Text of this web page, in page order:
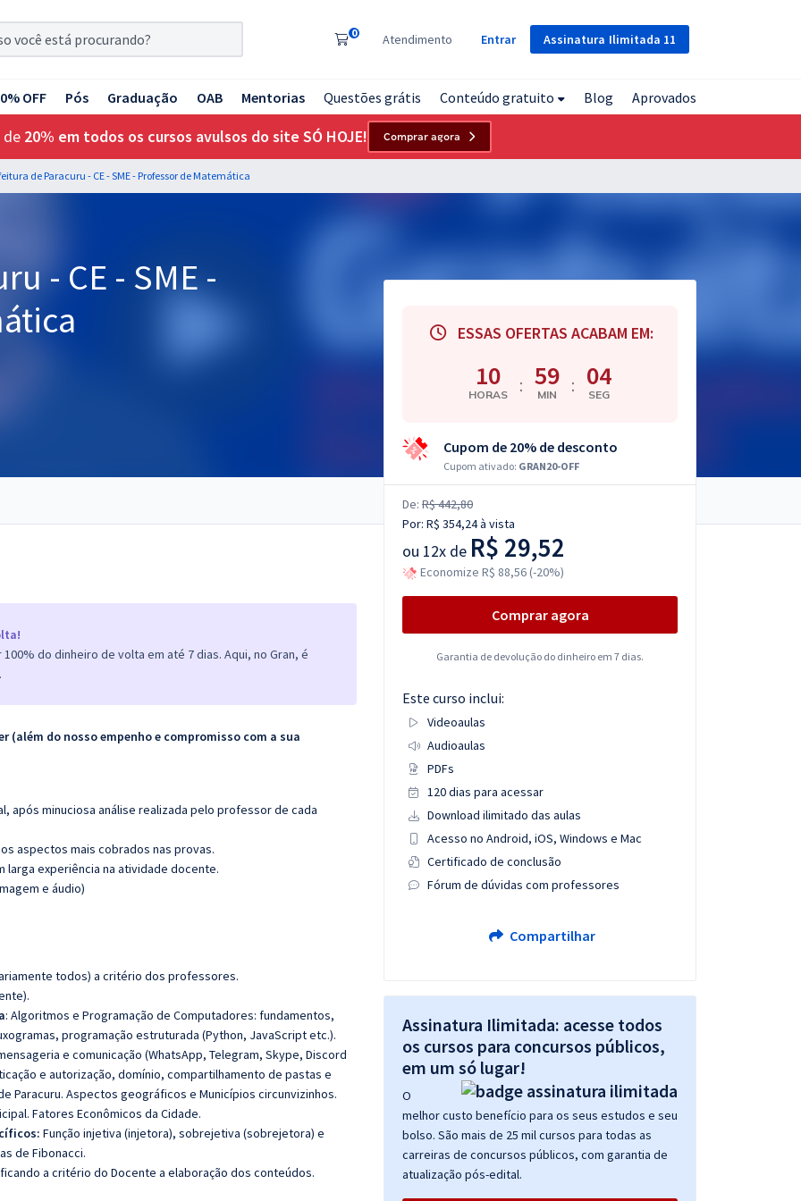
Assinatura Ilimitada 11
0 Atendimento Entrar
OFF Pós Graduação OAB Mentorias Questões grátis Conteúdo gratuito Blog Aprovados
de 20% em todos os cursos avulsos do site SÓ HOJE! Comprar agora
de Paracuru - CE - SME - Professor de Matemática
- CE - SME -
do dinheiro de volta em até 7 dias. Aqui, no Gran, é
(além do nosso empenho e compromisso com a sua
após minuciosa análise realizada pelo professor de cada
aspectos mais cobrados nas provas.
experiência na atividade docente.
e áudio)
todos) a critério dos professores.
: Algoritmos e Programação de Computadores: fundamentos,
programação estruturada (Python, JavaScript etc.).
e comunicação (WhatsApp, Telegram, Skype, Discord
e autorização, domínio, compartilhamento de pastas e
Paracuru. Aspectos geográficos e Municípios circunvizinhos.
Fatores Econômicos da Cidade.
Função injetiva (injetora), sobrejetiva (sobrejetora) e
de Fibonacci.
a critério do Docente a elaboração dos conteúdos.
ESSAS OFERTAS ACABAM EM:
10
HORAS : 59
MIN : 03
SEG
Cupom de 20% de desconto
Cupom ativado: GRAN20-OFF
De: R$ 442,80
Por: R$ 354,24à vista
ou 12x de R$ 29,52
Economize R$ 88,56 (-20%)
Comprar agora
Garantia de devolução do dinheiro em 7 dias.
Este curso inclui:
Videoaulas
Audioaulas
PDFs
120 dias para acessar
Download ilimitado das aulas
Acesso no Android, iOS, Windows e Mac
Certificado de conclusão
Fórum de dúvidas com professores
Compartilhar
Assinatura Ilimitada: acesse todos
os cursos para concursos públicos,
em um só lugar!
O
melhor custo benefício para os seus estudos e seu
bolso. São mais de 25 mil cursos para todas as
carreiras de concursos públicos, com garantia de
atualização pós-edital.